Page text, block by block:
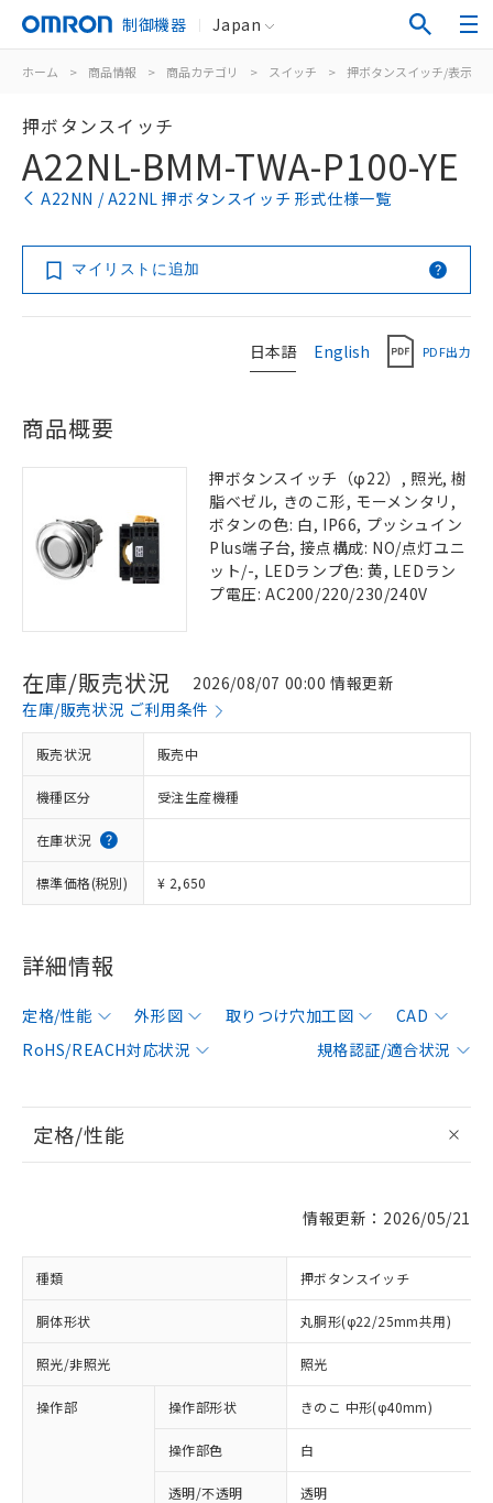
制御機器 Japan
ホーム > 商品情報 > 商品カテゴリ > スイッチ > 押ボタンスイッチ/表示灯
押ボタンスイッチ
A22NL-BMM-TWA-P100-YE
A22NN / A22NL 押ボタンスイッチ 形式仕様一覧
マイリストに追加
日本語 English PDF出力
商品概要
押ボタンスイッチ（φ22）, 照光, 樹
脂ベゼル, きのこ形, モーメンタリ,
ボタンの色: 白, IP66, プッシュイン
Plus端子台, 接点構成: NO/点灯ユニ
ット/-, LEDランプ色: 黄, LEDラン
プ電圧: AC200/220/230/240V
在庫/販売状況
2026/08/07 00:00 情報更新
在庫/販売状況 ご利用条件
販売状況 販売中
機種区分 受注生産機種
在庫状況
標準価格(税別) ¥ 2,650
詳細情報
定格/性能 外形図 取りつけ穴加工図
CAD
RoHS/REACH対応状況
規格認証/適合状況
定格/性能
情報更新：2026/05/21
種類 押ボタンスイッチ
胴体形状 丸胴形(φ22/25mm共用)
照光/非照光 照光
操作部 操作部形状 きのこ 中形(φ40mm)
操作部色 白
透明/不透明 透明